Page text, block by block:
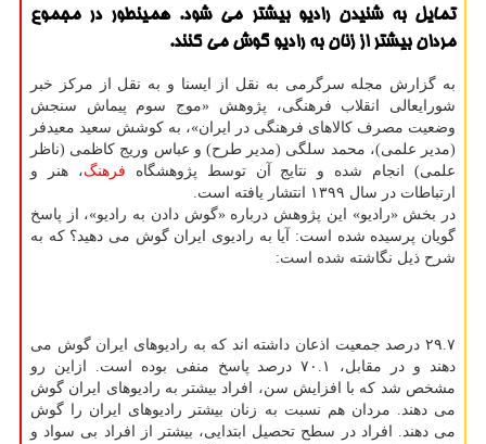
تمایل به شنیدن رادیو بیشتر می شود. همینطور در مجموع
مردان بیشتر از زنان به رادیو گوش می کنند.
به گزارش مجله سرگرمی به نقل از ایسنا و به نقل از مرکز خبر
شورایعالی انقلاب فرهنگی، پژوهش «موج سوم پیماش سنجش
وضعیت مصرف کالاهای فرهنگی در ایران»، به کوشش سعید معیدفر
(مدیر علمی)، محمد سلگی (مدیر طرح) و عباس وریج کاظمی (ناظر
علمی) انجام شده و نتایج آن توسط پژوهشگاه فرهنگ، هنر و
ارتباطات در سال ۱۳۹۹ انتشار یافته است.
در بخش «رادیو» این پژوهش درباره «گوش دادن به رادیو»، از پاسخ
گویان پرسیده شده است: آیا به رادیوی ایران گوش می دهید؟ که به
شرح ذیل نگاشته شده است:
۲۹.۷ درصد جمعیت اذعان داشته اند که به رادیوهای ایران گوش می
دهند و در مقابل، ۷۰.۱ درصد پاسخ منفی بوده است. ازاین رو
مشخص شد که با افزایش سن، افراد بیشتر به رادیوهای ایران گوش
می دهند. مردان هم نسبت به زنان بیشتر رادیوهای ایران را گوش
می دهند. افراد در سطح تحصیل ابتدایی، بیشتر از افراد بی سواد و